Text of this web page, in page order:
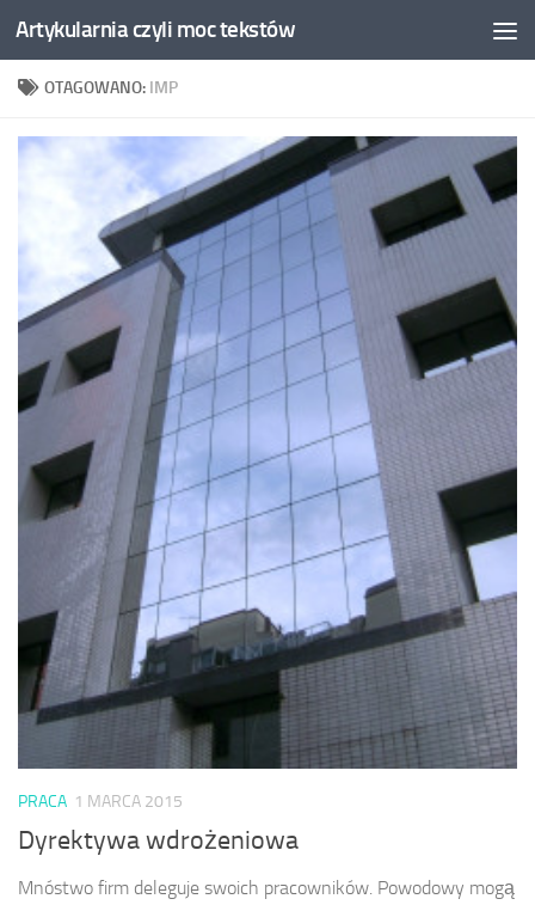
Skip to content
Artykularnia czyli moc tekstów
OTAGOWANO: IMP
PRACA 1 MARCA 2015
Dyrektywa wdrożeniowa
Mnóstwo firm deleguje swoich pracowników. Powodowy mogą